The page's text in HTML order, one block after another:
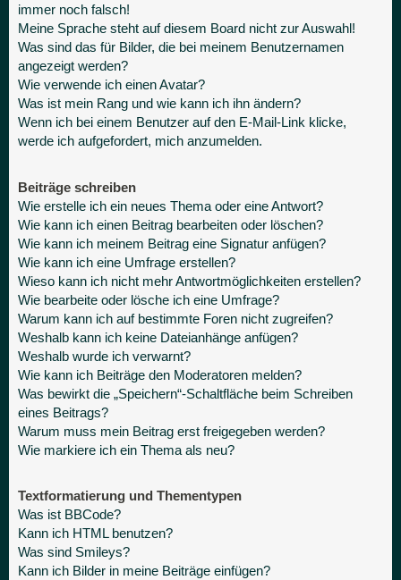
immer noch falsch!
Meine Sprache steht auf diesem Board nicht zur Auswahl!
Was sind das für Bilder, die bei meinem Benutzernamen
angezeigt werden?
Wie verwende ich einen Avatar?
Was ist mein Rang und wie kann ich ihn ändern?
Wenn ich bei einem Benutzer auf den E-Mail-Link klicke,
werde ich aufgefordert, mich anzumelden.
Beiträge schreiben
Wie erstelle ich ein neues Thema oder eine Antwort?
Wie kann ich einen Beitrag bearbeiten oder löschen?
Wie kann ich meinem Beitrag eine Signatur anfügen?
Wie kann ich eine Umfrage erstellen?
Wieso kann ich nicht mehr Antwortmöglichkeiten erstellen?
Wie bearbeite oder lösche ich eine Umfrage?
Warum kann ich auf bestimmte Foren nicht zugreifen?
Weshalb kann ich keine Dateianhänge anfügen?
Weshalb wurde ich verwarnt?
Wie kann ich Beiträge den Moderatoren melden?
Was bewirkt die „Speichern“-Schaltfläche beim Schreiben
eines Beitrags?
Warum muss mein Beitrag erst freigegeben werden?
Wie markiere ich ein Thema als neu?
Textformatierung und Thementypen
Was ist BBCode?
Kann ich HTML benutzen?
Was sind Smileys?
Kann ich Bilder in meine Beiträge einfügen?